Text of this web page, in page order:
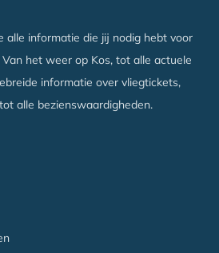
alle informatie die jij nodig hebt voor
het weer op Kos, tot alle actuele
informatie over vliegtickets,
alle bezienswaardigheden.